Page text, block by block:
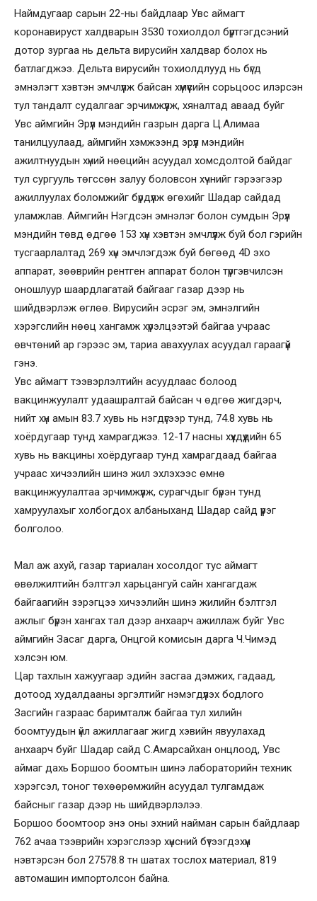
Наймдугаар сарын 22-ны байдлаар Увс аймагт
коронавируст халдварын 3530 тохиолдол бүртгэгдсэний
дотор зургаа нь дельта вирусийн халдвар болох нь
батлагджээ. Дельта вирусийн тохиолдлууд нь бүгд
эмнэлэгт хэвтэн эмчлүүлж байсан хүмүүсийн сорьцоос илэрсэн
тул тандалт судалгааг эрчимжүүлж, хяналтад аваад буйг
Увс аймгийн Эрүүл мэндийн газрын дарга Ц.Алимаа
танилцуулаад, аймгийн хэмжээнд эрүүл мэндийн
ажилтнуудын хүний нөөцийн асуудал хомсдолтой байдаг
тул сургууль төгссөн залуу боловсон хүчнийг гэрээгээр
ажиллуулах боломжийг бүрдүүлж өгөхийг Шадар сайдад
уламжлав. Аймгийн Нэгдсэн эмнэлэг болон сумдын Эрүүл
мэндийн төвд өдгөө 153 хүн хэвтэн эмчлүүлж буй бол гэрийн
тусгаарлалтад 269 хүн эмчлэгдэж буй бөгөөд 4D эхо
аппарат, зөөврийн рентген аппарат болон түргэвчилсэн
оношлуур шаардлагатай байгааг газар дээр нь
шийдвэрлэж өглөө. Вирусийн эсрэг эм, эмнэлгийн
хэрэгслийн нөөц хангамж хүрэлцээтэй байгаа учраас
өвчтөний ар гэрээс эм, тариа авахуулах асуудал гараагүй
гэнэ.
Увс аймагт тээвэрлэлтийн асуудлаас болоод
вакцинжуулалт удаашралтай байсан ч өдгөө жигдэрч,
нийт хүн амын 83.7 хувь нь нэгдүгээр тунд, 74.8 хувь нь
хоёрдугаар тунд хамрагджээ. 12-17 насны хүүхдүүдийн 65
хувь нь вакцины хоёрдугаар тунд хамрагдаад байгаа
учраас хичээлийн шинэ жил эхлэхээс өмнө
вакцинжуулалтаа эрчимжүүлж, сурагчдыг бүрэн тунд
хамруулахыг холбогдох албаныханд Шадар сайд үүрэг
болголоо.
Мал аж ахуй, газар тариалан хосолдог тус аймагт
өвөлжилтийн бэлтгэл харьцангуй сайн хангагдаж
байгаагийн зэрэгцээ хичээлийн шинэ жилийн бэлтгэл
ажлыг бүрэн хангах тал дээр анхаарч ажиллаж буйг Увс
аймгийн Засаг дарга, Онцгой комисын дарга Ч.Чимэд
хэлсэн юм.
Цар тахлын хажуугаар эдийн засгаа дэмжих, гадаад,
дотоод худалдааны эргэлтийг нэмэгдүүлэх бодлого
Засгийн газраас баримталж байгаа тул хилийн
боомтуудын үйл ажиллагааг жигд хэвийн явуулахад
анхаарч буйг Шадар сайд С.Амарсайхан онцлоод, Увс
аймаг дахь Боршоо боомтын шинэ лабораторийн техник
хэрэгсэл, тоног төхөөрөмжийн асуудал тулгамдаж
байсныг газар дээр нь шийдвэрлэлээ.
Боршоо боомтоор энэ оны эхний найман сарын байдлаар
762 ачаа тээврийн хэрэгслээр хүнсний бүтээгдэхүүн
нэвтэрсэн бол 27578.8 тн шатах тослох материал, 819
автомашин импортолсон байна.